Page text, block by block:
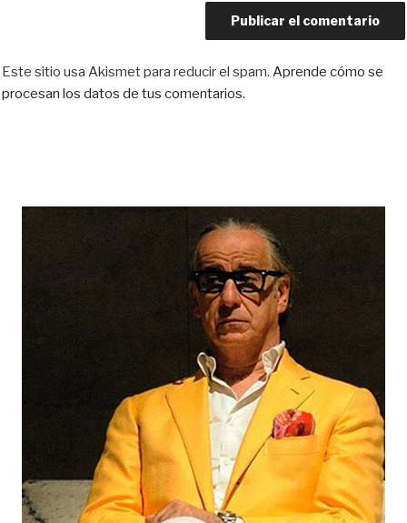
Este sitio usa Akismet para reducir el spam. Aprende cómo se
procesan los datos de tus comentarios.